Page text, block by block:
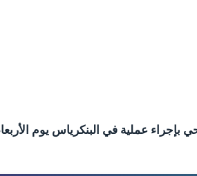
بإجراء عملية في البنكرياس يوم